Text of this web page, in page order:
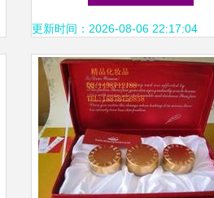
更新时间：2026-08-06 22:17:04